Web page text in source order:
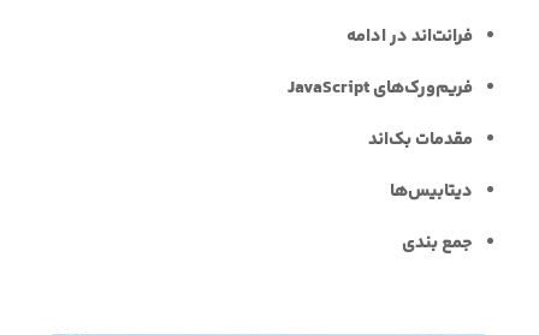
فرانت‌اند در ادامه
فریم‌ورک‌های JavaScript
مقدمات بک‌اند
دیتابیس‌ها
جمع بندی